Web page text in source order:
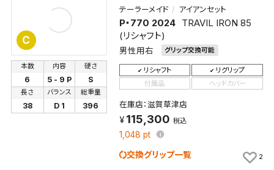
C
テーラーメイド アイアンセット
P・770 2024
TRAVIL IRON 85
(リシャフト)
男性用右 グリップ交換可能
本数
6
内容
5 - 9 P
硬さ
S
長さ
38
バランス
D 1
総重量
396
リシャフト
リグリップ
付属品
ヘッドカバー
在庫店：滋賀草津店
115,300 税込
1,048 pt
交換グリップ一覧 2